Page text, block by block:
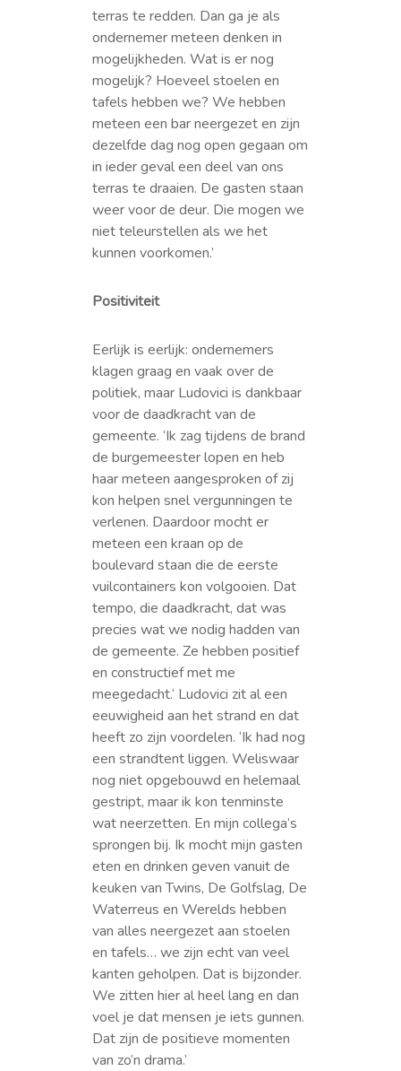
terras te redden. Dan ga je als
ondernemer meteen denken in
mogelijkheden. Wat is er nog
mogelijk? Hoeveel stoelen en
tafels hebben we? We hebben
meteen een bar neergezet en zijn
dezelfde dag nog open gegaan om
in ieder geval een deel van ons
terras te draaien. De gasten staan
weer voor de deur. Die mogen we
niet teleurstellen als we het
kunnen voorkomen.’
Positiviteit
Eerlijk is eerlijk: ondernemers
klagen graag en vaak over de
politiek, maar Ludovici is dankbaar
voor de daadkracht van de
gemeente. ‘Ik zag tijdens de brand
de burgemeester lopen en heb
haar meteen aangesproken of zij
kon helpen snel vergunningen te
verlenen. Daardoor mocht er
meteen een kraan op de
boulevard staan die de eerste
vuilcontainers kon volgooien. Dat
tempo, die daadkracht, dat was
precies wat we nodig hadden van
de gemeente. Ze hebben positief
en constructief met me
meegedacht.’ Ludovici zit al een
eeuwigheid aan het strand en dat
heeft zo zijn voordelen. ‘Ik had nog
een strandtent liggen. Weliswaar
nog niet opgebouwd en helemaal
gestript, maar ik kon tenminste
wat neerzetten. En mijn collega’s
sprongen bij. Ik mocht mijn gasten
eten en drinken geven vanuit de
keuken van Twins, De Golfslag, De
Waterreus en Werelds hebben
van alles neergezet aan stoelen
en tafels… we zijn echt van veel
kanten geholpen. Dat is bijzonder.
We zitten hier al heel lang en dan
voel je dat mensen je iets gunnen.
Dat zijn de positieve momenten
van zo’n drama.’